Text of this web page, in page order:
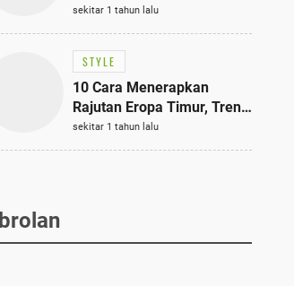
Bulan di Rutan Pondok
Bambu, Terungkap!
sekitar 1 tahun lalu
STYLE
10 Cara Menerapkan
Rajutan Eropa Timur, Tren
Mode Terbaik dan Paling
Dicari 2023
sekitar 1 tahun lalu